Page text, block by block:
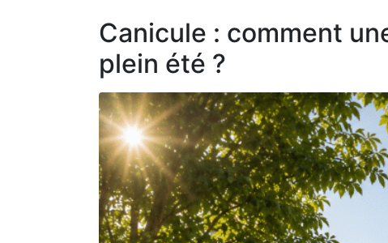
Canicule : comment
plein été ?